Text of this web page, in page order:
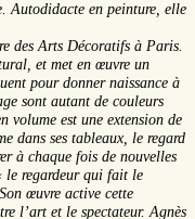
Autodidacte en peinture, elle
des Arts Décoratifs à Paris.
et met en œuvre un
pour donner naissance à
sont autant de couleurs
volume est une extension de
dans ses tableaux, le regard
à chaque fois de nouvelles
le regardeur qui fait le
œuvre active cette
l’art et le spectateur. Agnès